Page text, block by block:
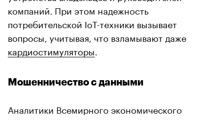
компаний. При этом надежность
потребительской IoT-техники вызывает
вопросы, учитывая, что взламывают даже
кардиостимуляторы
Мошенничество с данными
Аналитики Всемирного экономического